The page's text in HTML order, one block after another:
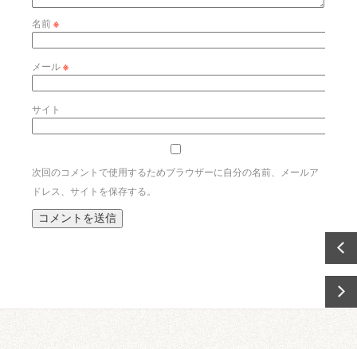
名前※
メール※
サイト
次回のコメントで使用するためブラウザーに自分の名前、メールア
ドレス、サイトを保存する。